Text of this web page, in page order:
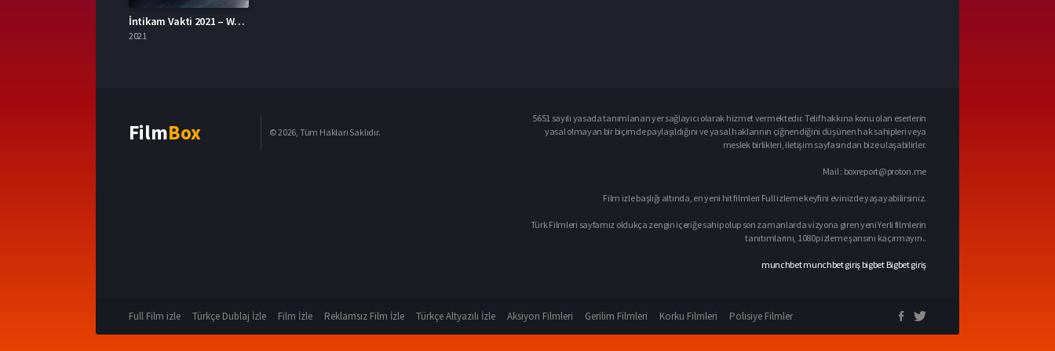
İntikam Vakti 2021 – Wrath of Man 1080p Turkce Dublaj izle
2021
FilmBox © 2026, Tüm Hakları Saklıdır.
5651 sayılı yasada tanımlanan yer sağlayıcı olarak hizmet vermektedir. Telif hakkına konu olan eserlerin
yasal olmayan bir biçimde paylaşıldığını ve yasal haklarının çiğnendiğini düşünen hak sahipleri veya
meslek birlikleri, iletişim sayfasından bize ulaşabilirler.
Mail : boxreport@proton.me
Film izle başlığı altında, en yeni hit filmleri Full izleme keyfini evinizde yaşayabilirsiniz.
Türk Filmleri sayfamız oldukça zengin içeriğe sahip olup son zamanlarda vizyona giren yeni Yerli filmlerin
tanıtımlarını, 1080p izleme şansını kaçırmayın..
munchbetmunchbet giriş bigbet Bigbet giriş
Full Film izle Türkçe Dublaj İzle Film İzle Reklamsız Film İzle Türkçe Altyazılı İzle Aksiyon Filmleri Gerilim Filmleri Korku Filmleri Polisiye Filmler